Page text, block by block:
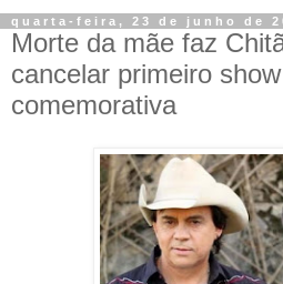
quarta-feira, 23 de junho de
Morte da mãe faz
cancelar primeiro
comemorativa